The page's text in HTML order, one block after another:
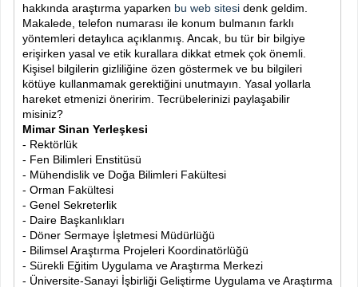
hakkında araştırma yaparken bu web sitesidenk geldim.
Makalede, telefon numarası ile konum bulmanın farklı
yöntemleri detaylıca açıklanmış. Ancak, bu tür bir bilgiye
erişirken yasal ve etik kurallara dikkat etmek çok önemli.
Kişisel bilgilerin gizliliğine özen göstermek ve bu bilgileri
kötüye kullanmamak gerektiğini unutmayın. Yasal yollarla
hareket etmenizi öneririm. Tecrübelerinizi paylaşabilir
misiniz?
Mimar Sinan Yerleşkesi
- Rektörlük
- Fen Bilimleri Enstitüsü
- Mühendislik ve Doğa Bilimleri Fakültesi
- Orman Fakültesi
- Genel Sekreterlik
- Daire Başkanlıkları
- Döner Sermaye İşletmesi Müdürlüğü
- Bilimsel Araştırma Projeleri Koordinatörlüğü
- Sürekli Eğitim Uygulama ve Araştırma Merkezi
- Üniversite-Sanayi İşbirliği Geliştirme Uygulama ve Araştırma